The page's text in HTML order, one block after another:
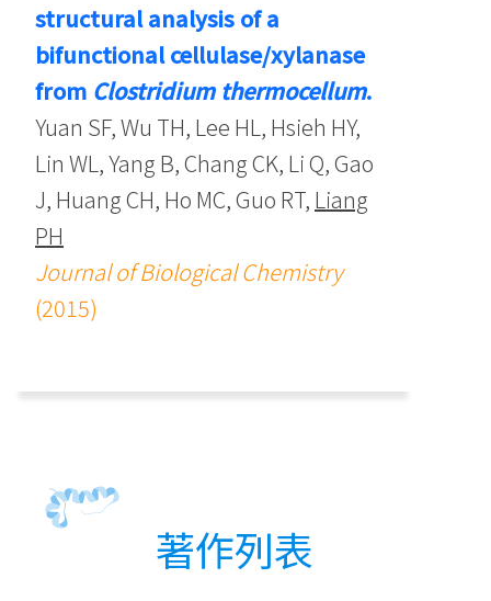
structural analysis of a
bifunctional cellulase/xylanase
from Clostridium thermocellum.
Yuan SF, Wu TH, Lee HL, Hsieh HY,
Lin WL, Yang B, Chang CK, Li Q, Gao
J, Huang CH, Ho MC, Guo RT, Liang
PH
Journal of Biological Chemistry
(2015)
著作列表